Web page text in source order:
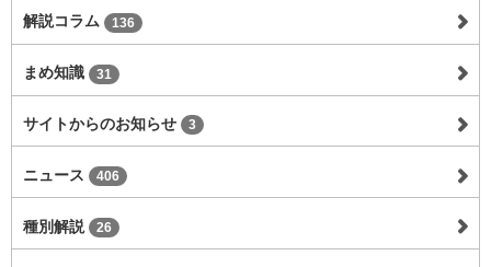
解説コラム 136
まめ知識 31
サイトからのお知らせ 3
ニュース 406
種別解説 26